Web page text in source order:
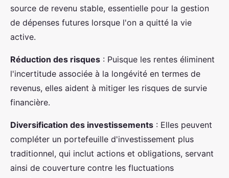
source de revenu stable, essentielle pour la gestion
de dépenses futures lorsque l'on a quitté la vie
active.
Réduction des risques : Puisque les rentes éliminent
l'incertitude associée à la longévité en termes de
revenus, elles aident à mitiger les risques de survie
financière.
Diversification des investissements : Elles peuvent
compléter un portefeuille d'investissement plus
traditionnel, qui inclut actions et obligations, servant
ainsi de couverture contre les fluctuations